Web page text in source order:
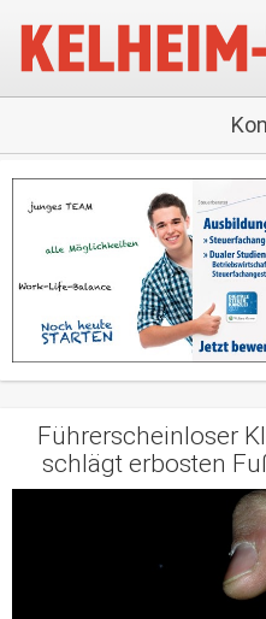
Führerscheinloser
schlägt erbosten